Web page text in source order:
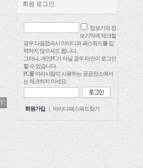
회원 로그인
정보기억 정
보기억에 체크할
경우 다음접속시 아이디와 패스워드를 입
력하지 않으셔도 됩니다.
그러나, 개인PC가 아닐 경우 타인이 로그인
할 수 있습니다.
PC를 여러사람이 사용하는 공공장소에서
는 체크하지 마세요.
회원가입 | 아이디/패스워드찾기